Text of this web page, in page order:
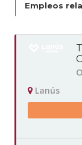
Empleos
Lanús